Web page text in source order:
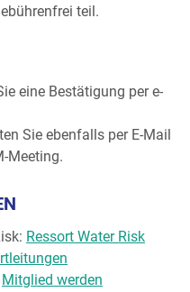
teil.
eine Bestätigung per e-
Sie ebenfalls per E-Mail
Meeting.
Ressort Water Risk
Mitglied werden